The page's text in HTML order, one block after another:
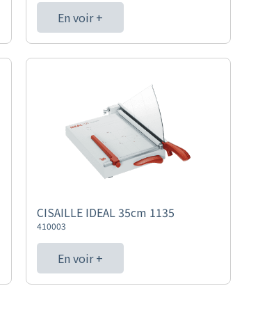
En voir +
CISAILLE IDEAL 35cm 1135
410003
En voir +